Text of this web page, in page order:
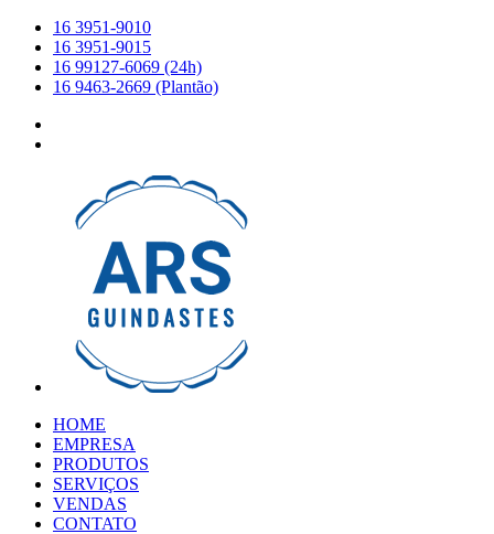
16 3951-9010
16 3951-9015
16 99127-6069 (24h)
16 9463-2669 (Plantão)
HOME
EMPRESA
PRODUTOS
SERVIÇOS
VENDAS
CONTATO